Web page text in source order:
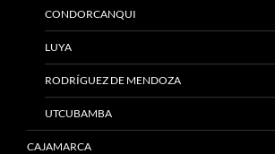
CONDORCANQUI
LUYA
RODRÍGUEZ DE MENDOZA
UTCUBAMBA
CAJAMARCA